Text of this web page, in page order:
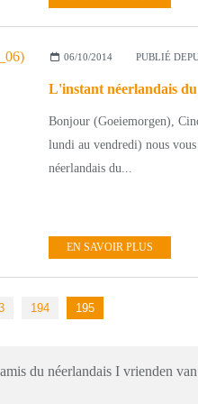
06/10/2014 PUBLIÉ
L'instant néerlandais
Bonjour (Goeiemorgen),
lundi au vendredi) nous
néerlandais du...
EN SAVOIR PLUS
194 195
du néerlandais I vrienden